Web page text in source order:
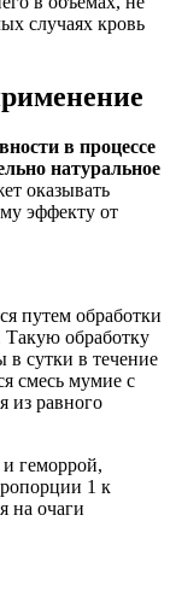
случаях кровь
в процессе
натуральное
оказывать
эффекту от
путем обработки
Такую обработку
в сутки в течение
смесь мумие с
из равного
геморрой,
1 к
на очаги